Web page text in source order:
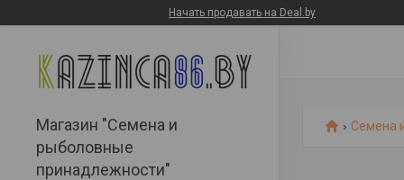
Начать продавать на Deal.by
Магазин "Семена и
рыболовные
принадлежности"
Семена